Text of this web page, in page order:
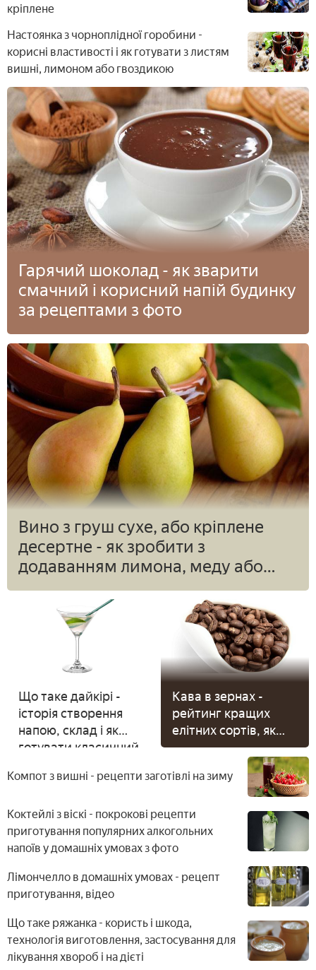
кріплене
Настоянка з чорноплідної горобини -
корисні властивості і як готувати з листям
вишні, лимоном або гвоздикою
Гарячий шоколад - як зварити
смачний і корисний напій будинку
за рецептами з фото
Вино з груш сухе, або кріплене
десертне - як зробити з
додаванням лимона, меду або
соку горобини
Що таке дайкірі -
історія створення
напою, склад і як
готувати класичний,
банановий
Кава в зернах -
рейтинг кращих
елітних сортів, як
вибрати найкращий
для кавомашини і
ціни
Компот з вишні - рецепти заготівлі на зиму
Коктейлі з віскі - покрокові рецепти
приготування популярних алкогольних
напоїв у домашніх умовах з фото
Лімончелло в домашніх умовах - рецепт
приготування, відео
Що таке ряжанка - користь і шкода,
технологія виготовлення, застосування для
лікування хвороб і на дієті